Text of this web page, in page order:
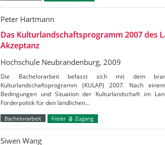
Peter Hartmann
Das Kulturlandschaftsprogramm 2007 des
Akzeptanz
Hochschule Neubrandenburg, 2009
Die Bachelorarbeit befasst sich mit dem
Kulturlandschaftsprogramm (KULAP) 2007. Nach
Bedingungen und Situation der Kulturlandschaft im
Förderpolitik für den ländlichen…
Bachelorarbeit Freier Zugang
Siwen Wang